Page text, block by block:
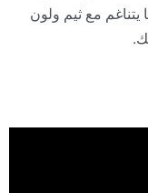
يتناغم مع ثيم ولون